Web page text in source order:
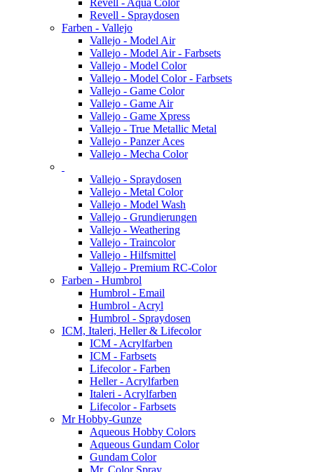
Revell - Aqua Color
Revell - Spraydosen
Farben - Vallejo
Vallejo - Model Air
Vallejo - Model Air - Farbsets
Vallejo - Model Color
Vallejo - Model Color - Farbsets
Vallejo - Game Color
Vallejo - Game Air
Vallejo - Game Xpress
Vallejo - True Metallic Metal
Vallejo - Panzer Aces
Vallejo - Mecha Color
Vallejo - Spraydosen
Vallejo - Metal Color
Vallejo - Model Wash
Vallejo - Grundierungen
Vallejo - Weathering
Vallejo - Traincolor
Vallejo - Hilfsmittel
Vallejo - Premium RC-Color
Farben - Humbrol
Humbrol - Email
Humbrol - Acryl
Humbrol - Spraydosen
ICM, Italeri, Heller & Lifecolor
ICM - Acrylfarben
ICM - Farbsets
Lifecolor - Farben
Heller - Acrylfarben
Italeri - Acrylfarben
Lifecolor - Farbsets
Mr Hobby-Gunze
Aqueous Hobby Colors
Aqueous Gundam Color
Gundam Color
Mr. Color Spray